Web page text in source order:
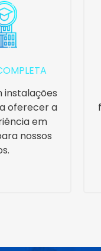
instalações
oferecer a
em
nossos